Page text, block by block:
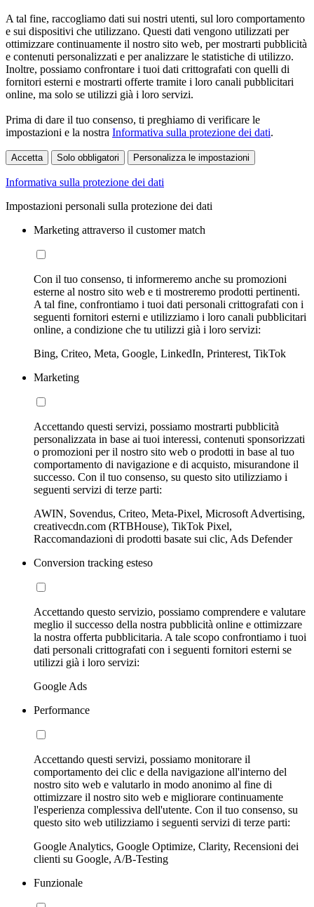
A tal fine, raccogliamo dati sui nostri utenti, sul loro comportamento
e sui dispositivi che utilizzano. Questi dati vengono utilizzati per
ottimizzare continuamente il nostro sito web, per mostrarti pubblicità
e contenuti personalizzati e per analizzare le statistiche di utilizzo.
Inoltre, possiamo confrontare i tuoi dati crittografati con quelli di
fornitori esterni e mostrarti offerte tramite i loro canali pubblicitari
online, ma solo se utilizzi già i loro servizi.
Prima di dare il tuo consenso, ti preghiamo di verificare le
impostazioni e la nostra Informativa sulla protezione dei dati.
Accetta Solo obbligatori Personalizza le impostazioni
Informativa sulla protezione dei dati
Impostazioni personali sulla protezione dei dati
Marketing attraverso il customer match
Con il tuo consenso, ti informeremo anche su promozioni
esterne al nostro sito web e ti mostreremo prodotti pertinenti.
A tal fine, confrontiamo i tuoi dati personali crittografati con i
seguenti fornitori esterni e utilizziamo i loro canali pubblicitari
online, a condizione che tu utilizzi già i loro servizi:
Bing, Criteo, Meta, Google, LinkedIn, Printerest, TikTok
Marketing
Accettando questi servizi, possiamo mostrarti pubblicità
personalizzata in base ai tuoi interessi, contenuti sponsorizzati
o promozioni per il nostro sito web o prodotti in base al tuo
comportamento di navigazione e di acquisto, misurandone il
successo. Con il tuo consenso, su questo sito utilizziamo i
seguenti servizi di terze parti:
AWIN, Sovendus, Criteo, Meta-Pixel, Microsoft Advertising,
creativecdn.com (RTBHouse), TikTok Pixel,
Raccomandazioni di prodotti basate sui clic, Ads Defender
Conversion tracking esteso
Accettando questo servizio, possiamo comprendere e valutare
meglio il successo della nostra pubblicità online e ottimizzare
la nostra offerta pubblicitaria. A tale scopo confrontiamo i tuoi
dati personali crittografati con i seguenti fornitori esterni se
utilizzi già i loro servizi:
Google Ads
Performance
Accettando questi servizi, possiamo monitorare il
comportamento dei clic e della navigazione all'interno del
nostro sito web e valutarlo in modo anonimo al fine di
ottimizzare il nostro sito web e migliorare continuamente
l'esperienza complessiva dell'utente. Con il tuo consenso, su
questo sito web utilizziamo i seguenti servizi di terze parti:
Google Analytics, Google Optimize, Clarity, Recensioni dei
clienti su Google, A/B-Testing
Funzionale